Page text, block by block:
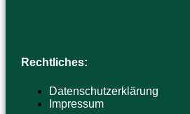
Rechtliches:
Datenschutzerklärung
Impressum